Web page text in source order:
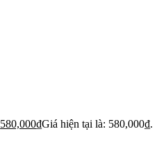
580,000₫Giá hiện tại là: 580,000₫.